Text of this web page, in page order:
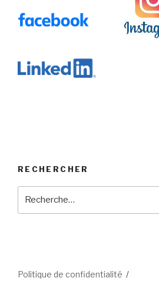
RECHERCHER
Politique de confidentialité